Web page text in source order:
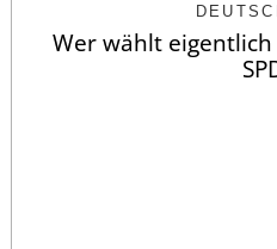
Wer wählt eigentlich